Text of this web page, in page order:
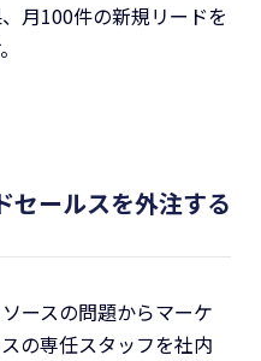
月100件の新規リードを
ールスを外注する
ースの問題からマーケ
の専任スタッフを社内